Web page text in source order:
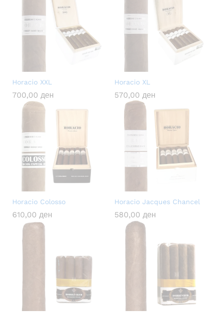
Horacio XXL
700,00 ден
Horacio XL
570,00 ден
Horacio Colosso
610,00 ден
Horacio Jacques Chancel
580,00 ден